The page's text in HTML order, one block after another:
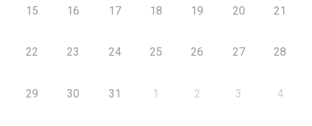
15 16 17 18 19 20 21
22 23 24 25 26 27 28
29 30 31 1 2 3 4